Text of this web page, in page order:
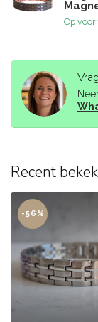
Op
Recent
-56%